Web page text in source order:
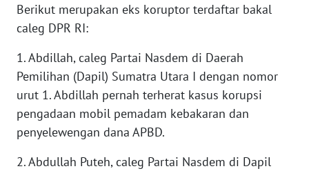
Berikut merupakan eks koruptor terdaftar bakal
caleg DPR RI:
1. Abdillah, caleg Partai Nasdem di Daerah
Pemilihan (Dapil) Sumatra Utara I dengan nomor
urut 1. Abdillah pernah terherat kasus korupsi
pengadaan mobil pemadam kebakaran dan
penyelewengan dana APBD.
2. Abdullah Puteh, caleg Partai Nasdem di Dapil
JABAR
BANTEN
WN
NTT
KEPRI